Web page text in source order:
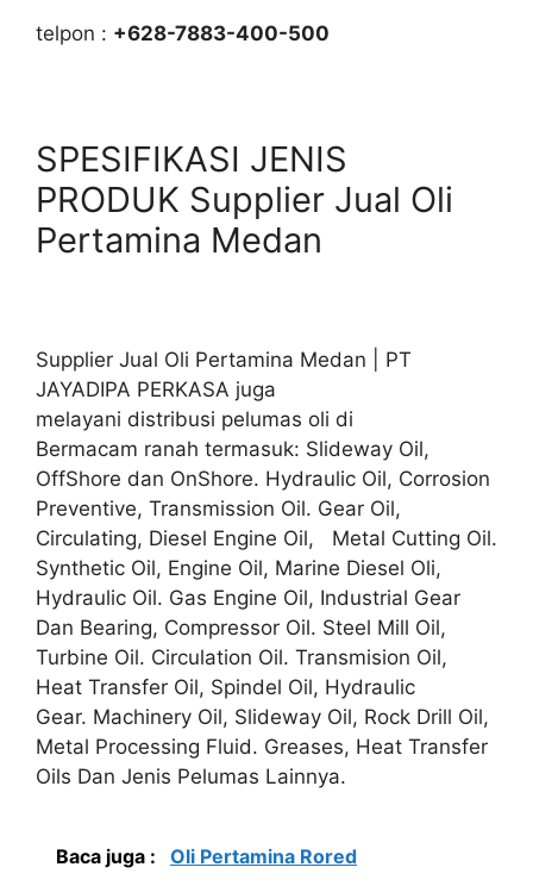
telpon : +628-7883-400-500
SPESIFIKASI JENIS
PRODUK Supplier Jual Oli
Pertamina Medan
Supplier Jual Oli Pertamina Medan | PT
JAYADIPA PERKASA juga
melayani distribusi pelumas oli di
Bermacam ranah termasuk: Slideway Oil,
OffShore dan OnShore. Hydraulic Oil, Corrosion
Preventive, Transmission Oil. Gear Oil,
Circulating, Diesel Engine Oil, Metal Cutting Oil.
Synthetic Oil, Engine Oil, Marine Diesel Oli,
Hydraulic Oil. Gas Engine Oil, Industrial Gear
Dan Bearing, Compressor Oil. Steel Mill Oil,
Turbine Oil. Circulation Oil. Transmision Oil,
Heat Transfer Oil, Spindel Oil, Hydraulic
Gear. Machinery Oil, Slideway Oil, Rock Drill Oil,
Metal Processing Fluid. Greases, Heat Transfer
Oils Dan Jenis Pelumas Lainnya.
Baca juga : Oli Pertamina Rored